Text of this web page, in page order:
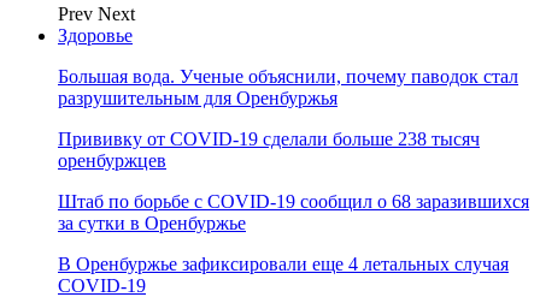
Prev Next
Здоровье
Большая вода. Ученые объяснили, почему паводок стал
разрушительным для Оренбуржья
Прививку от COVID-19 сделали больше 238 тысяч
оренбуржцев
Штаб по борьбе с СOVID-19 сообщил о 68 заразившихся
за сутки в Оренбуржье
В Оренбуржье зафиксировали еще 4 летальных случая
COVID-19